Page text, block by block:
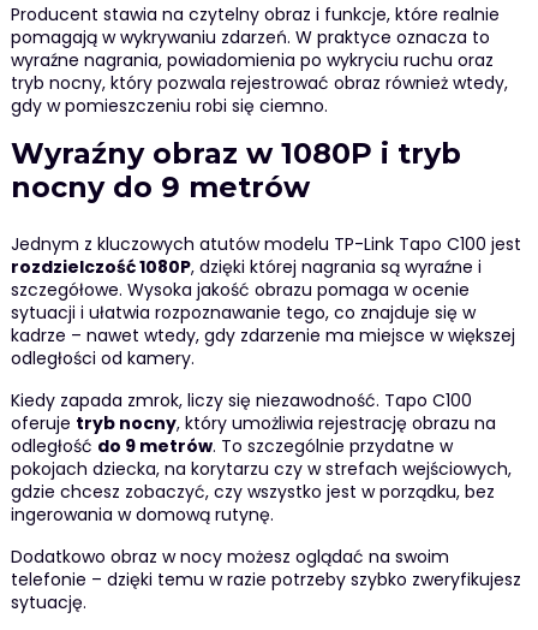
Producent stawia na czytelny obraz i funkcje, które realnie
pomagają w wykrywaniu zdarzeń. W praktyce oznacza to
wyraźne nagrania, powiadomienia po wykryciu ruchu oraz
tryb nocny, który pozwala rejestrować obraz również wtedy,
gdy w pomieszczeniu robi się ciemno.
Wyraźny obraz w 1080P i tryb
nocny do 9 metrów
Jednym z kluczowych atutów modelu TP-Link Tapo C100 jest
rozdzielczość 1080P, dzięki której nagrania są wyraźne i
szczegółowe. Wysoka jakość obrazu pomaga w ocenie
sytuacji i ułatwia rozpoznawanie tego, co znajduje się w
kadrze – nawet wtedy, gdy zdarzenie ma miejsce w większej
odległości od kamery.
Kiedy zapada zmrok, liczy się niezawodność. Tapo C100
oferuje tryb nocny, który umożliwia rejestrację obrazu na
odległość do 9 metrów. To szczególnie przydatne w
pokojach dziecka, na korytarzu czy w strefach wejściowych,
gdzie chcesz zobaczyć, czy wszystko jest w porządku, bez
ingerowania w domową rutynę.
Dodatkowo obraz w nocy możesz oglądać na swoim
telefonie – dzięki temu w razie potrzeby szybko zweryfikujesz
sytuację.